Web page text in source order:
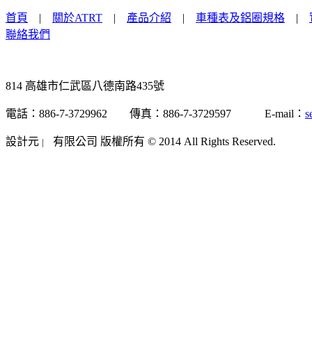
首頁 | 關於ATRT | 產品介紹 | 車種表及鋁圈規格 |
聯絡我們
814 高雄市仁武區八德南路435號
電話：886-7-3729962 傳真：886-7-3729597 E-mail：
設計元 | 有限公司 版權所有 © 2014 All Rights Reserved.